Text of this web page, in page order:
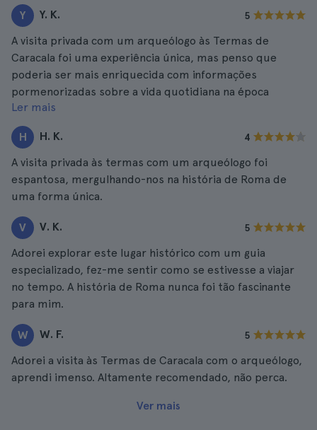
Y Y. K. 5
A visita privada com um arqueólogo às Termas de
Caracala foi uma experiência única, mas penso que
poderia ser mais enriquecida com informações
pormenorizadas sobre a vida quotidiana na época
romana.
Ler mais
H H. K. 4
A visita privada às termas com um arqueólogo foi
espantosa, mergulhando-nos na história de Roma de
uma forma única.
V V. K. 5
Adorei explorar este lugar histórico com um guia
especializado, fez-me sentir como se estivesse a viajar
no tempo. A história de Roma nunca foi tão fascinante
para mim.
W W. F. 5
Adorei a visita às Termas de Caracala com o arqueólogo,
aprendi imenso. Altamente recomendado, não perca.
Ver mais